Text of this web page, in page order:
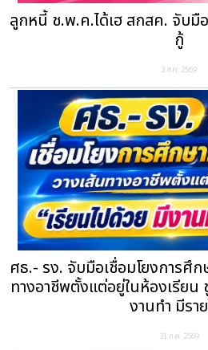
ลูกหนี้ ช.พ.ค.ได้เฮ สกสค. จับมื
กู้
2 ส.ค. 2569
ศธ.- รง. จับมือเชื่อมโยงการศึ
ทางอาชีพตั้งแต่อยู่ในห้องเรียน
งานทำ มีรา
31 ก.ค. 2569